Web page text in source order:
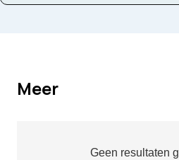
Meer
Geen resultaten